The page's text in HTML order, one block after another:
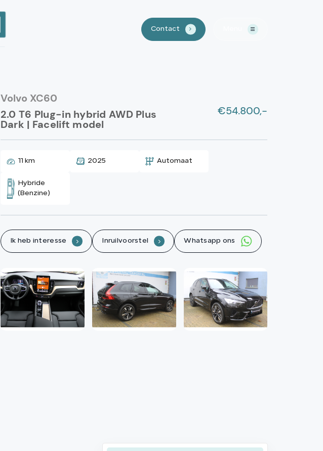
Contact .
Aanbod
Contact
Volvo XC60
2.0 T6 Plug-in hybrid AWD Plus
Dark | Facelift model
€54.800,-
11 km 2025 Automaat
Hybride
(Benzine)
Ik heb interesse . Inruilvoorstel . Whatsapp ons